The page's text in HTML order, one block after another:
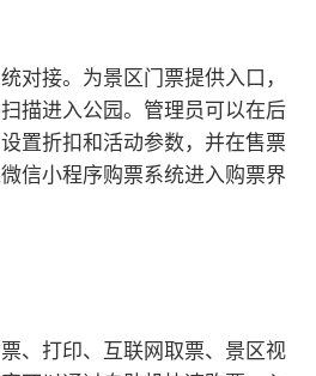
对接。为景区门票提供入口，
描进入公园。管理员可以在后
置折扣和活动参数，并在售票
信小程序购票系统进入购票界
、打印、互联网取票、景区视